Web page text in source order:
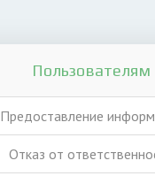
Пользователям
Предоставление
Отказ от